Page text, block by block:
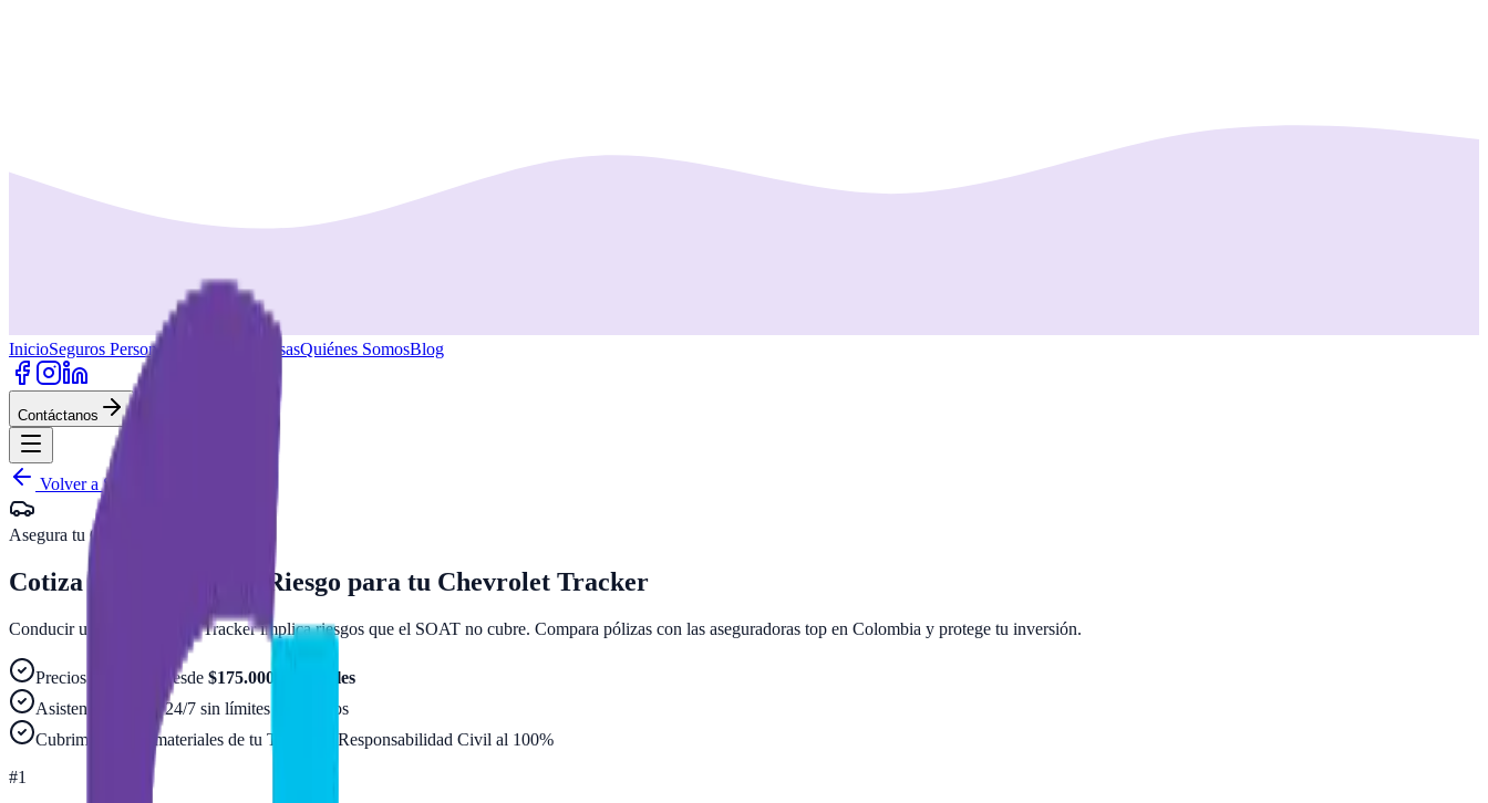
InicioSeguros Personas Seguros EmpresasQuiénes SomosBlog
Contáctanos
Volver a Seguros de Auto
Asegura tu Chevrolet
Cotiza el Seguro Todo Riesgo para tu Chevrolet Tracker
Conducir un como tuTrackerimplica riesgos que el SOAT no cubre. Compara pólizas con las aseguradoras top en Colombia y protege tu inversión.
Precios estimados desde $175.000
mensuales
Asistencia y Grúa 24/7 sin límites de eventos
Cubrimos daños materiales de tu Tracker
y Responsabilidad Civil al 100%
#1